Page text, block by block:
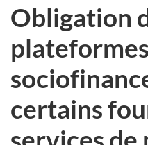
Obligation
certains